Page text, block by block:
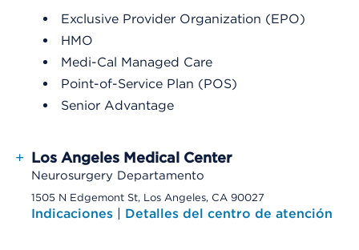
Exclusive Provider Organization (EPO)
HMO
Medi-Cal Managed Care
Point-of-Service Plan (POS)
Senior Advantage
+ Los Angeles Medical Center
Neurosurgery Departamento
1505 N Edgemont St, Los Angeles, CA 90027
Indicaciones | Detalles del centro de atención